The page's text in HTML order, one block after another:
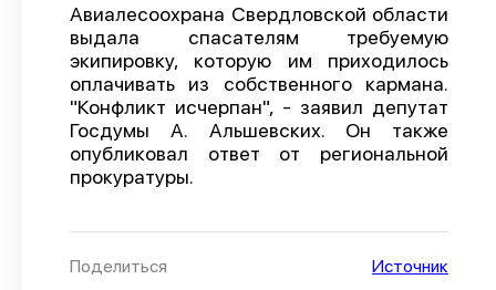
О проекте
Политика конфиденциальности
Авиалесоохрана Свердловской области
выдала спасателям требуемую
экипировку, которую им приходилось
оплачивать из собственного кармана.
"Конфликт исчерпан", - заявил депутат
Госдумы А. Альшевских. Он также
опубликовал ответ от региональной
прокуратуры.
Поделиться Источник